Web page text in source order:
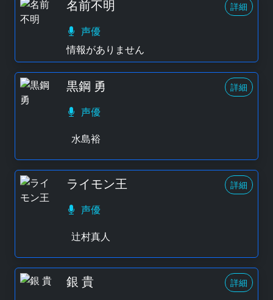
名前不明 詳細
声優
情報がありません
黒鋼 勇 詳細
声優
水島裕
ライモン王 詳細
声優
辻村真人
銀 貴 詳細